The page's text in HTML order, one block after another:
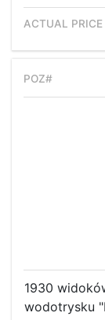
1930
wodotrysku